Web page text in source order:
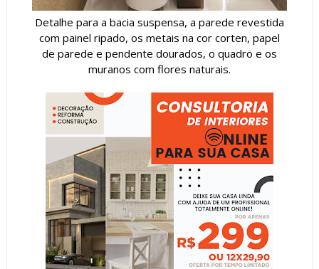
Detalhe para a bacia suspensa, a parede revestida
com painel ripado, os metais na cor corten, papel
de parede e pendente dourados, o quadro e os
muranos com flores naturais.